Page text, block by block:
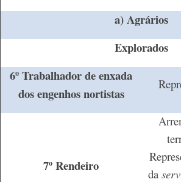
a) Agrários
Explorados
6º Trabalhador de enxada
dos engenhos nortistas
7º Rendeiro
da